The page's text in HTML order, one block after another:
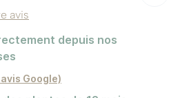
avis
depuis nos
Google)